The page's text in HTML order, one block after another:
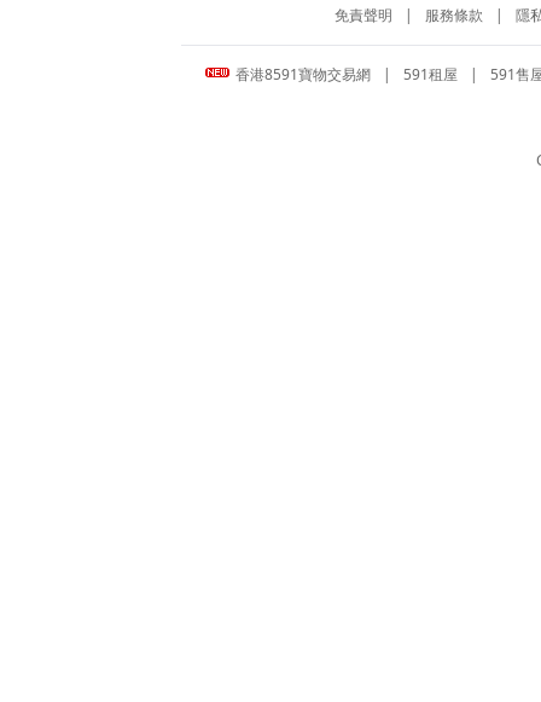
免責聲明 | 服務條款 | 隱
香港8591寶物交易網 | 591租屋 | 591售